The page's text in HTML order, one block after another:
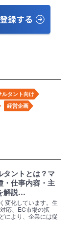
ルタント向け
経営企画
タントとは？マ
・仕事内容・主
解説…
変化しています。生
応、EC市場の拡
により、企業には従